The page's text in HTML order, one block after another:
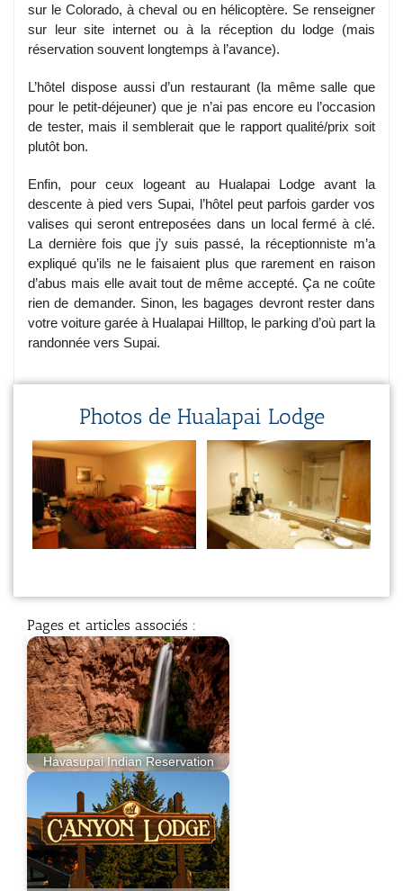
sur le Colorado, à cheval ou en hélicoptère. Se renseigner
sur leur site internet ou à la réception du lodge (mais
réservation souvent longtemps à l’avance).
L’hôtel dispose aussi d’un restaurant (la même salle que
pour le petit-déjeuner) que je n’ai pas encore eu l’occasion
de tester, mais il semblerait que le rapport qualité/prix soit
plutôt bon.
Enfin, pour ceux logeant au Hualapai Lodge avant la
descente à pied vers Supai, l’hôtel peut parfois garder vos
valises qui seront entreposées dans un local fermé à clé.
La dernière fois que j’y suis passé, la réceptionniste m’a
expliqué qu’ils ne le faisaient plus que rarement en raison
d’abus mais elle avait tout de même accepté. Ça ne coûte
rien de demander. Sinon, les bagages devront rester dans
votre voiture garée à Hualapai Hilltop, le parking d’où part la
randonnée vers Supai.
Photos de Hualapai Lodge
Pages et articles associés :
Havasupai Indian Reservation